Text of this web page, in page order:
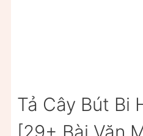
Tả Cây Bút Bi